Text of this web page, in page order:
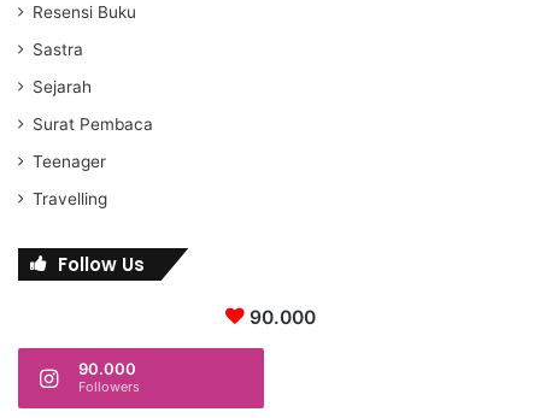
Resensi Buku
Sastra
Sejarah
Surat Pembaca
Teenager
Travelling
Follow Us
90.000
90.000
Followers